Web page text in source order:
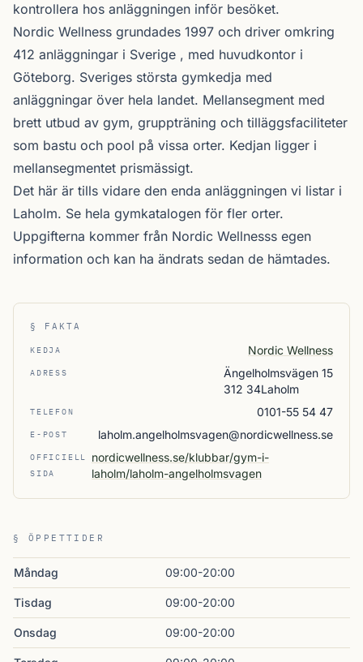
kontrollera hos anläggningen inför besöket.
Nordic Wellness grundades 1997 och driver omkring
412 anläggningar i Sverige , med huvudkontor i
Göteborg. Sveriges största gymkedja med
anläggningar över hela landet. Mellansegment med
brett utbud av gym, gruppträning och tilläggsfaciliteter
som bastu och pool på vissa orter. Kedjan ligger i
mellansegmentet prismässigt.
Det här är tills vidare den enda anläggningen vi listar i
Laholm. Se hela gymkatalogen för fler orter.
Uppgifterna kommer från Nordic Wellnesss egen
information och kan ha ändrats sedan de hämtades.
§ FAKTA
KEDJA Nordic Wellness
ADRESS
Ängelholmsvägen 15
312 34Laholm
TELEFON 0101-55 54 47
E-POST laholm.angelholmsvagen@nordicwellness.se
OFFICIELL
SIDA
nordicwellness.se/klubbar/gym-i-
laholm/laholm-angelholmsvagen
§ ÖPPETTIDER
Måndag 09:00-20:00
Tisdag 09:00-20:00
Onsdag 09:00-20:00